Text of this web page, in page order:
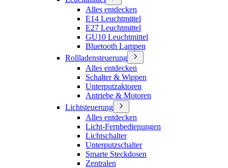
Alles entdecken
E14 Leuchtmittel
E27 Leuchtmittel
GU10 Leuchtmittel
Bluetooth Lampen
Rollladensteuerung
Alles entdecken
Schalter & Wippen
Unterputzaktoren
Antriebe & Motoren
Lichtsteuerung
Alles entdecken
Licht-Fernbedienungen
Lichtschalter
Unterputzschalter
Smarte Steckdosen
Zentralen